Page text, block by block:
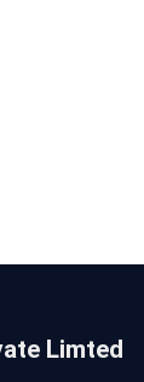
Limted